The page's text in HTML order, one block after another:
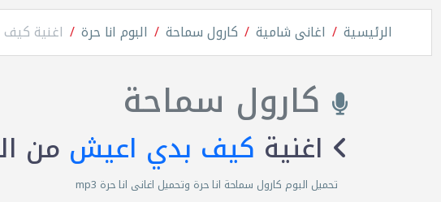
الرئيسية اغانى شامية كارول سماحة البوم انا حرة اغنية
كارول سماحة
اغنية كيف بدي اعيش من
تحميل البوم كارول سماحة انا حرة وتحميل اغانى انا حرة mp3